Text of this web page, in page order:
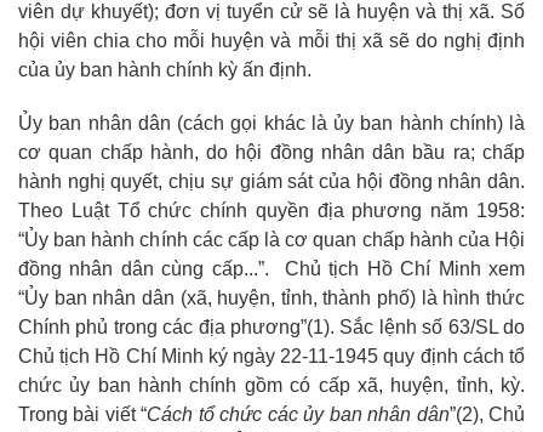
viên dự khuyết); đơn vị tuyển cử sẽ là huyện và thị xã. Số
hội viên chia cho mỗi huyện và mỗi thị xã sẽ do nghị định
của ủy ban hành chính kỳ ấn định.
Ủy ban nhân dân (cách gọi khác là ủy ban hành chính) là
cơ quan chấp hành, do hội đồng nhân dân bầu ra; chấp
hành nghị quyết, chịu sự giám sát của hội đồng nhân dân.
Theo Luật Tổ chức chính quyền địa phương năm 1958:
“Ủy ban hành chính các cấp là cơ quan chấp hành của Hội
đồng nhân dân cùng cấp...”. Chủ tịch Hồ Chí Minh xem
“Ủy ban nhân dân (xã, huyện, tỉnh, thành phố) là hình thức
Chính phủ trong các địa phương”(1). Sắc lệnh số 63/SL do
Chủ tịch Hồ Chí Minh ký ngày 22-11-1945 quy định cách tổ
chức ủy ban hành chính gồm có cấp xã, huyện, tỉnh, kỳ.
Trong bài viết “Cách tổ chức các ủy ban nhân dân”(2), Chủ